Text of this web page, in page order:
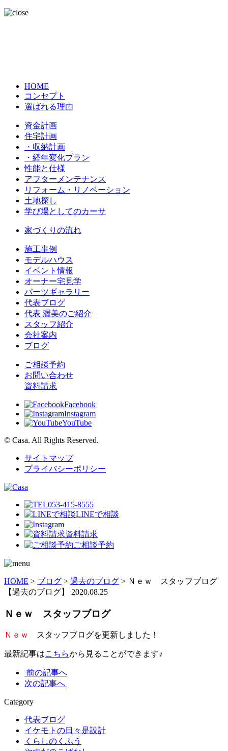
HOME
コンセプト
選ばれる理由
資金計画
住宅計画
・収納計画
・経年変化プラン
性能と仕様
アフターメンテナンス
リフォーム・リノベーション
土地探し
学び場としてのカーサ
家づくりの流れ
施工事例
モデルハウス
イベント情報
オーナー宅見学
パーツギャラリー
代表ブログ
代表 渥美のご紹介
スタッフ紹介
会社案内
ブログ
ご相談予約
お問い合わせ
資料請求
Facebook
Instagram
YouTube
© Casa. All Rights Reserved.
サイトマップ
プライバシーポリシー
053-415-8555
LINEで相談
資料請求
ご相談予約
HOME > ブログ > 過去のブログ > Ｎｅｗ スタッフブログ
【過去のブログ】 2020.08.25
Ｎｅｗ スタッフブログ
Ｎｅｗ スタッフブログを更新しました！
最新記事はこちらから見ることができます♪
前の記事へ
次の記事へ
Category
代表ブログ
イケモトの日々是設計
くらしのくふう